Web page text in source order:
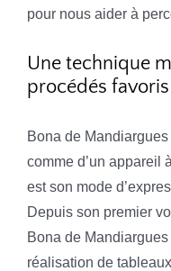
pour nous aider à
Une technique
procédés
Bona de
comme d’un appareil
est son mode
Depuis son premier
Bona de
réalisation de